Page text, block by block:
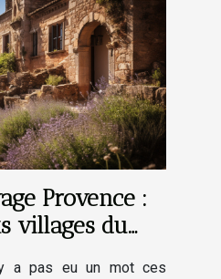
Provence :
villages du
a pas eu un mot ces